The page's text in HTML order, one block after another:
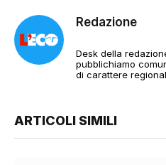
Redazione
Desk della
pubblichiamo
di carattere
ARTICOLI SIMILI